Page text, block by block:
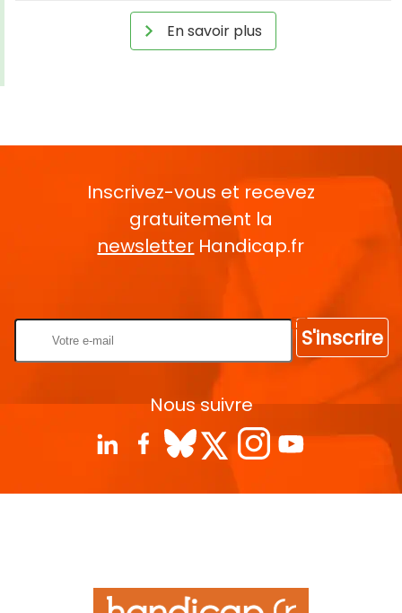
En savoir plus
Inscrivez-vous et recevez
gratuitement la
newsletter Handicap.fr
S'inscrire
Nous suivre